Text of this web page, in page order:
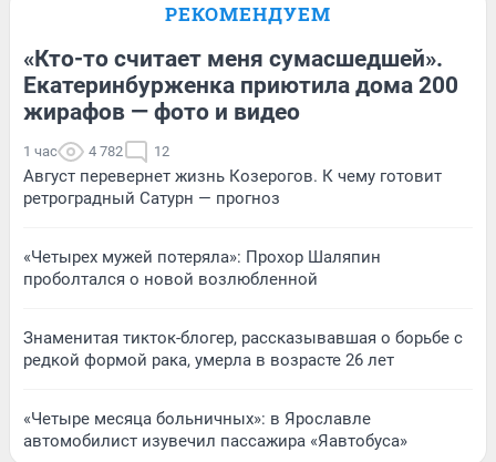
РЕКОМЕНДУЕМ
«Кто-то считает меня сумасшедшей».
Екатеринбурженка приютила дома 200
жирафов — фото и видео
1 час 4 782 12
Август перевернет жизнь Козерогов. К чему готовит
ретроградный Сатурн — прогноз
«Четырех мужей потеряла»: Прохор Шаляпин
проболтался о новой возлюбленной
Знаменитая тикток-блогер, рассказывавшая о борьбе с
редкой формой рака, умерла в возрасте 26 лет
«Четыре месяца больничных»: в Ярославле
автомобилист изувечил пассажира «Яавтобуса»